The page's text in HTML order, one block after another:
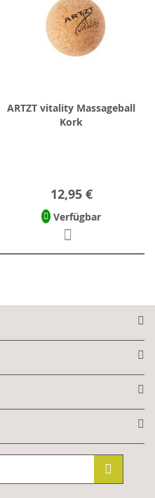
ARTZT vitality Massageball
Kork
12,95 €
Verfügbar